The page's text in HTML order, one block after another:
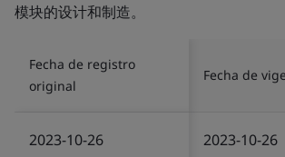
模块的设计和制造。
Fecha de registro
original
Fecha de
2023-10-26 2023-10-26